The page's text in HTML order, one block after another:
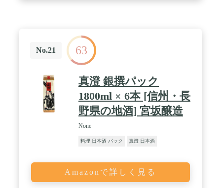
No.21 63
真澄 銀撰パック
1800ml × 6本 [信州・長
野県の地酒] 宮坂醸造
None
料理 日本酒 パック 真澄 日本酒
Amazonで詳しく見る